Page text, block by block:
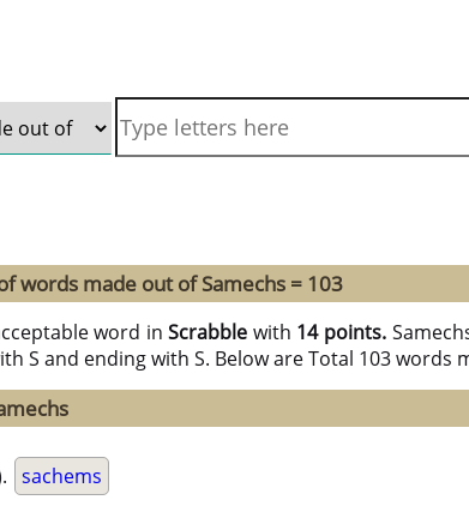
words made out of Samechs = 103
word inScrabble with 14 points.
S and ending with S. Below are Total 103 words
sachems